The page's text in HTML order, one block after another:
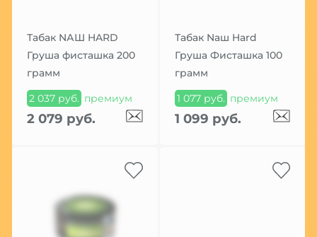
Табак NАШ HARD
Груша фисташка 200
грамм
2 037 руб. премиум
2 079 руб.
Табак Nаш Hard
Груша Фисташка 100
грамм
1 077 руб. премиум
1 099 руб.